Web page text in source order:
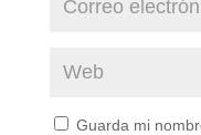
Guarda mi